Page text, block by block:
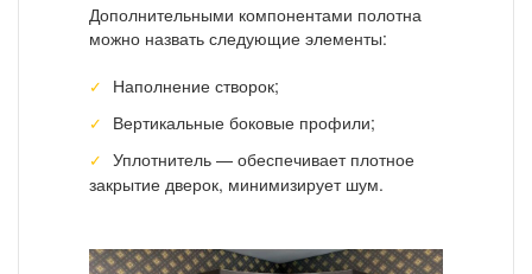
Дополнительными компонентами полотна
можно назвать следующие элементы:
Наполнение створок;
Вертикальные боковые профили;
Уплотнитель — обеспечивает плотное
закрытие дверок, минимизирует шум.